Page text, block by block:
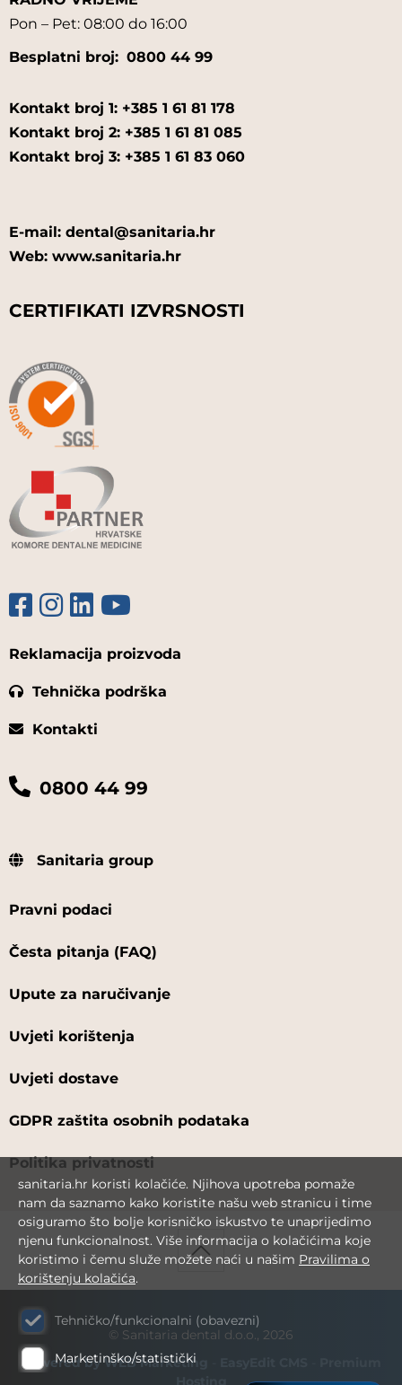
Pon – Pet: 08:00 do 16:00
Besplatni broj: 0800 44 99
Kontakt broj 1: +385 1 61 81 178
Kontakt broj 2: +385 1 61 81 085
Kontakt broj 3: +385 1 61 83 060
E-mail: dental@sanitaria.hr
Web: www.sanitaria.hr
CERTIFIKATI IZVRSNOSTI
Reklamacija proizvoda
Tehnička podrška
Kontakti
0800 44 99
Sanitaria group
Pravni podaci
Česta pitanja (FAQ)
Upute za naručivanje
Uvjeti korištenja
Uvjeti dostave
GDPR zaštita osobnih podataka
Politika privatnosti
© Sanitaria dental d.o.o., 2026
Powered by WEB Marketing
sanitaria.hr koristi kolačiće. Njihova upotreba pomaže
nam da saznamo kako koristite našu web stranicu i time
osiguramo što bolje korisničko iskustvo te unaprijedimo
njenu funkcionalnost. Više informacija o kolačićima koje
koristimo i čemu služe možete naći u našim Pravilima o
korištenju kolačića.
Tehničko/funkcionalni (obavezni)
Marketinško/statistički